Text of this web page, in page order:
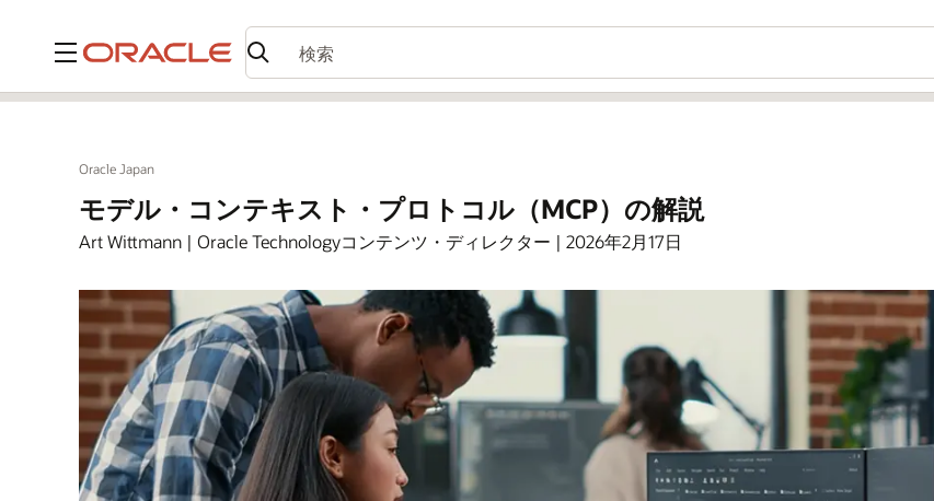
メニュー
Oracle Japan
モデル・コンテキスト・プロトコル（MCP）の解説
Art Wittmann | Oracle Technologyコンテンツ・ディレクター | 2026年2月17日